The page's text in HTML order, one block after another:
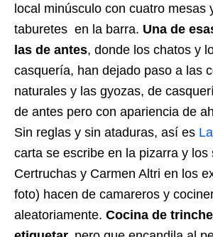
local minúsculo con cuatro mesas
taburetes en la barra. Una de
las de antes, donde los chatos y
casquería, han dejado paso a las
naturales y las gyozas, de
de antes pero con apariencia de
Sin reglas y sin ataduras, así es
carta se escribe en la pizarra y
Certruchas y Carmen Altri en los
foto) hacen de camareros y
aleatoriamente. Cocina de